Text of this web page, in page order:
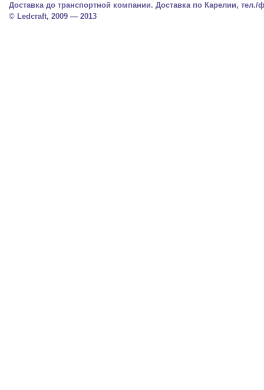
Доставка до транспортной компании. Доставка по Карелии, тел./
© Ledcraft, 2009 — 2013